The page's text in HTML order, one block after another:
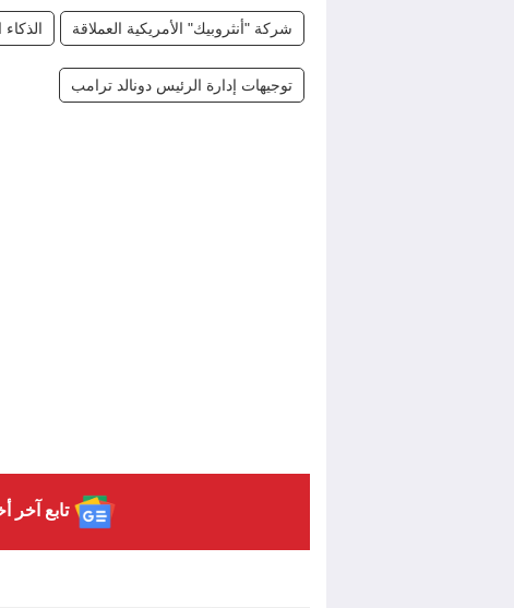
شركة "أنثروبيك" الأمريكية العملاقة
توجيهات إدارة الرئيس دونالد ترامب
تابع آخر